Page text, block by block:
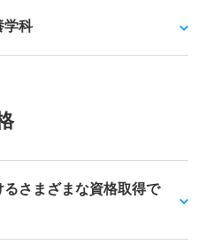
学科
さまざまな資格取得で